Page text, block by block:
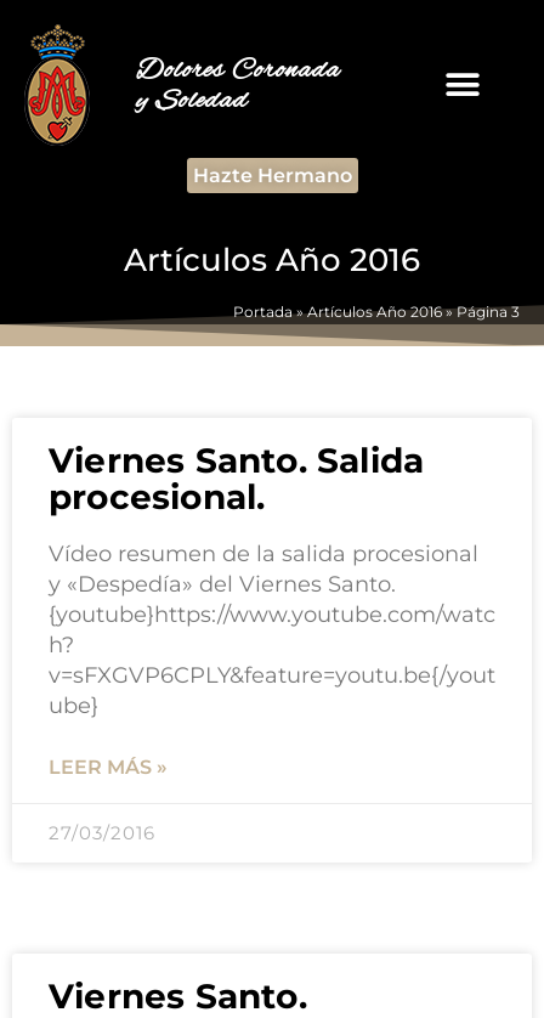
Dolores Coronada
y Soledad
Hazte Hermano
Artículos Año 2016
Portada»Artículos Año 2016»Página 3
Viernes Santo. Salida
procesional.
Vídeo resumen de la salida procesional
y «Despedía» del Viernes Santo.
{youtube}https://www.youtube.com/watc
h?
v=sFXGVP6CPLY&feature=youtu.be{/yout
ube}
LEER MÁS »
27/03/2016
Viernes Santo.